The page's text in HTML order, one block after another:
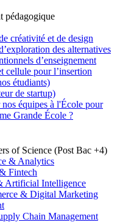
pédagogique
créativité et de design
des alternatives
d’enseignement
cellule pour l’insertion
étudiants)
de startup)
équipes à l'École pour
Grande École ?
of Science (Post Bac +4)
& Analytics
Fintech
Artificial Intelligence
& Digital Marketing
Chain Management